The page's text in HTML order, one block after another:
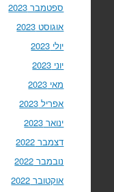
ספטמבר 2023
אוגוסט 2023
יולי 2023
יוני 2023
מאי 2023
אפריל 2023
ינואר 2023
דצמבר 2022
נובמבר 2022
אוקטובר 2022